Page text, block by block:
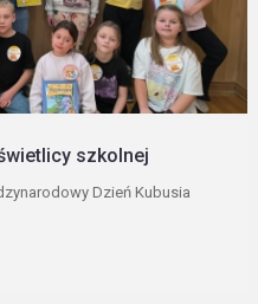
szkolnej
Dzień Kubusia